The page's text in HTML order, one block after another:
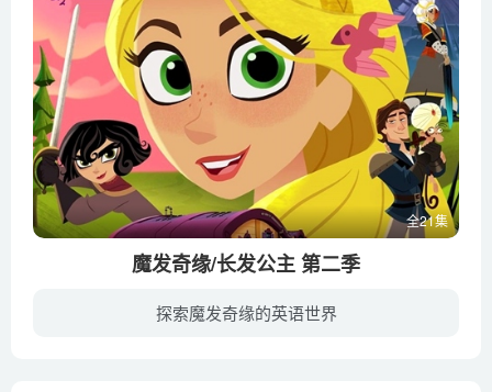
全21集
魔发奇缘/长发公主 第二季
探索魔发奇缘的英语世界